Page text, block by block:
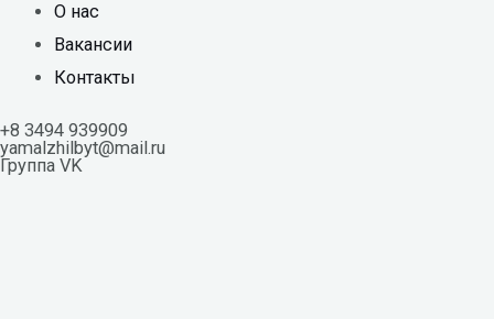
О нас
Вакансии
Контакты
+8 3494 939909
yamalzhilbyt@mail.ru
Группа VK